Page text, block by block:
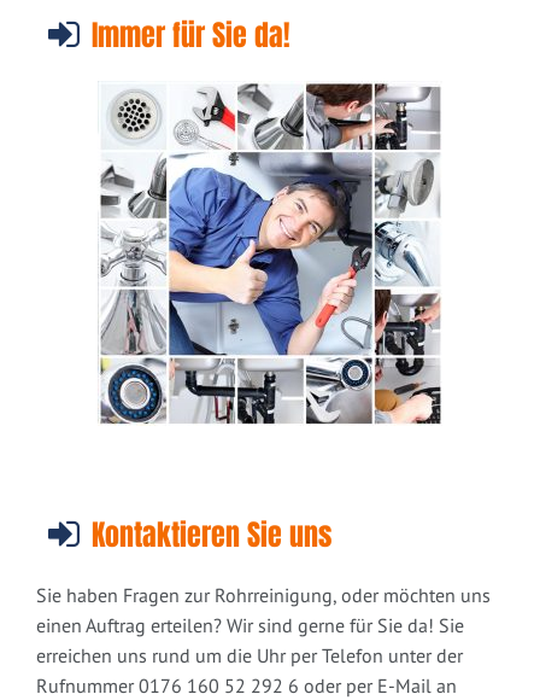
Immer für Sie da!
Kontaktieren Sie uns
Sie haben Fragen zur Rohrreinigung, oder möchten uns
einen Auftrag erteilen? Wir sind gerne für Sie da! Sie
erreichen uns rund um die Uhr per Telefon unter der
Rufnummer 0176 160 52 292 6 oder per E-Mail an